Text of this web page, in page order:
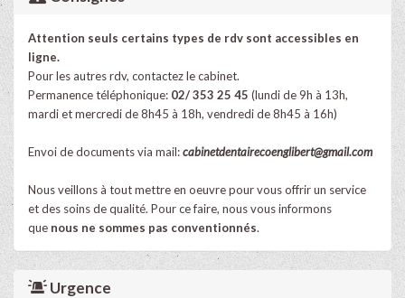
Attention seuls certains types de rdv sont accessibles en
ligne.
Pour les autres rdv, contactez le cabinet.
Permanence téléphonique: 02/ 353 25 45 (lundi de 9h à 13h,
mardi et mercredi de 8h45 à 18h, vendredi de 8h45 à 16h)
Envoi de documents via mail:cabinetdentairecoenglibert@gmail.com
Nous veillons à tout mettre en oeuvre pour vous offrir un service
et des soins de qualité. Pour ce faire, nous vous informons
que nous ne sommes pas conventionnés.
Urgence